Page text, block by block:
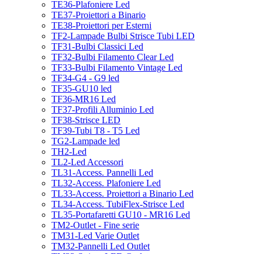
TE36-Plafoniere Led
TE37-Proiettori a Binario
TE38-Proiettori per Esterni
TF2-Lampade Bulbi Strisce Tubi LED
TF31-Bulbi Classici Led
TF32-Bulbi Filamento Clear Led
TF33-Bulbi Filamento Vintage Led
TF34-G4 - G9 led
TF35-GU10 led
TF36-MR16 Led
TF37-Profili Alluminio Led
TF38-Strisce LED
TF39-Tubi T8 - T5 Led
TG2-Lampade led
TH2-Led
TL2-Led Accessori
TL31-Access. Pannelli Led
TL32-Access. Plafoniere Led
TL33-Access. Proiettori a Binario Led
TL34-Access. TubiFlex-Strisce Led
TL35-Portafaretti GU10 - MR16 Led
TM2-Outlet - Fine serie
TM31-Led Varie Outlet
TM32-Pannelli Led Outlet